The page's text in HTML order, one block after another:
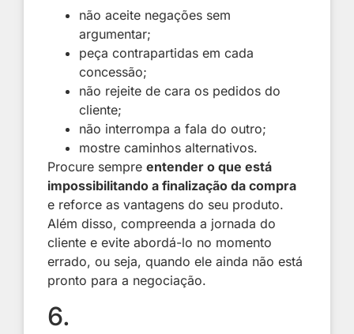
não aceite negações sem
argumentar;
peça contrapartidas em cada
concessão;
não rejeite de cara os pedidos do
cliente;
não interrompa a fala do outro;
mostre caminhos alternativos.
Procure sempreentender o que está
impossibilitando a finalização da compra
e reforce as vantagens do seu produto.
Além disso, compreenda a jornada do
cliente e evite abordá-lo no momento
errado, ou seja, quando ele ainda não está
pronto para a negociação.
6.